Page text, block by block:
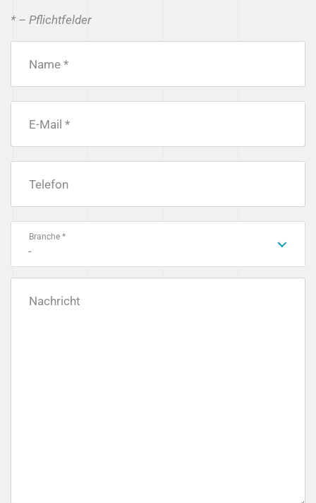
* – Pflichtfelder
Name *
E-Mail *
Telefon
Branche *
-
Nachricht